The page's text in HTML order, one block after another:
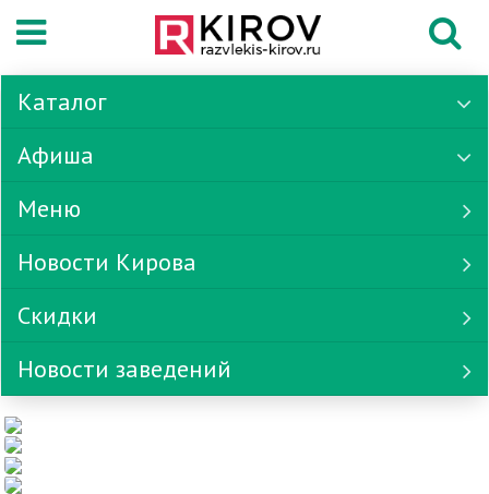
Каталог
Афиша
Меню
Новости Кирова
Скидки
Новости заведений